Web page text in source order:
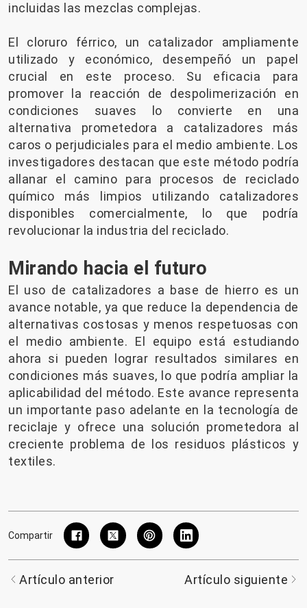
incluidas las mezclas complejas.
El cloruro férrico, un catalizador ampliamente
utilizado y económico, desempeñó un papel
crucial en este proceso. Su eficacia para
promover la reacción de despolimerización en
condiciones suaves lo convierte en una
alternativa prometedora a catalizadores más
caros o perjudiciales para el medio ambiente. Los
investigadores destacan que este método podría
allanar el camino para procesos de reciclado
químico más limpios utilizando catalizadores
disponibles comercialmente, lo que podría
revolucionar la industria del reciclado.
Mirando hacia el futuro
El uso de catalizadores a base de hierro es un
avance notable, ya que reduce la dependencia de
alternativas costosas y menos respetuosas con
el medio ambiente. El equipo está estudiando
ahora si pueden lograr resultados similares en
condiciones más suaves, lo que podría ampliar la
aplicabilidad del método. Este avance representa
un importante paso adelante en la tecnología de
reciclaje y ofrece una solución prometedora al
creciente problema de los residuos plásticos y
textiles.
Compartir
Artículo anterior Artículo siguiente